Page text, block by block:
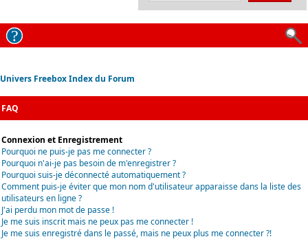
Univers Freebox Index du Forum
FAQ
Connexion et Enregistrement
Pourquoi ne puis-je pas me connecter ?
Pourquoi n'ai-je pas besoin de m'enregistrer ?
Pourquoi suis-je déconnecté automatiquement ?
Comment puis-je éviter que mon nom d'utilisateur apparaisse dans la liste des
utilisateurs en ligne ?
J'ai perdu mon mot de passe !
Je me suis inscrit mais ne peux pas me connecter !
Je me suis enregistré dans le passé, mais ne peux plus me connecter ?!